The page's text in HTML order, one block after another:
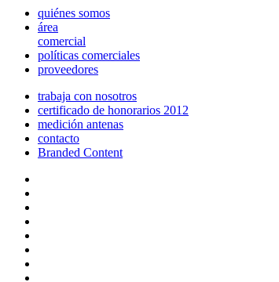
quiénes somos
área
comercial
políticas comerciales
proveedores
trabaja con nosotros
certificado de honorarios 2012
medición antenas
contacto
Branded Content